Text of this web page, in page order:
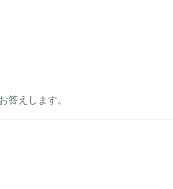
答えします。